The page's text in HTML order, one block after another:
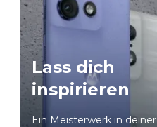
Lass dich
inspirieren
Ein Meisterwerk in deiner